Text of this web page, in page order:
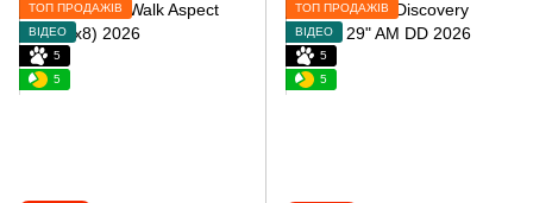
ТОП ПРОДАЖІВ
ВІДЕО
5
5
ТОП ПРОДАЖІВ
ВІДЕО
5
5